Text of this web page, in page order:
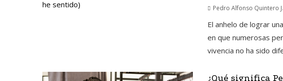
Pedro Alfonso Quintero J.
El anhelo de lograr
en que numerosas
vivencia no ha sido
¿Qué significa